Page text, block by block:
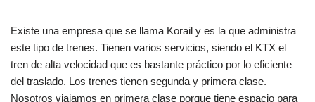
Existe una empresa que se llama Korail y es la que administra
este tipo de trenes. Tienen varios servicios, siendo el KTX el
tren de alta velocidad que es bastante práctico por lo eficiente
del traslado. Los trenes tienen segunda y primera clase.
Nosotros viajamos en primera clase porque tiene espacio para